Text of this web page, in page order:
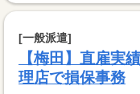
[一般派遣]
【梅田】直雇
理店で損保事務